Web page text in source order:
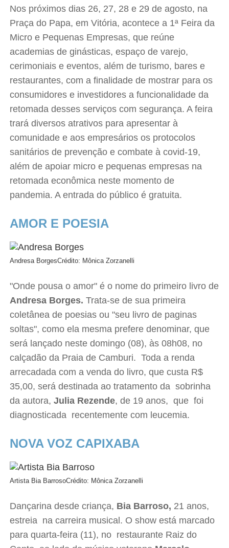
Nos próximos dias 26, 27, 28 e 29 de agosto, na
Praça do Papa, em Vitória, acontece a 1ª Feira da
Micro e Pequenas Empresas, que reúne
academias de ginásticas, espaço de varejo,
cerimoniais e eventos, além de turismo, bares e
restaurantes, com a finalidade de mostrar para os
consumidores e investidores a funcionalidade da
retomada desses serviços com segurança. A feira
trará diversos atrativos para apresentar à
comunidade e aos empresários os protocolos
sanitários de prevenção e combate à covid-19,
além de apoiar micro e pequenas empresas na
retomada econômica neste momento de
pandemia. A entrada do público é gratuita.
AMOR E POESIA
Andresa BorgesCrédito: Mônica Zorzanelli
"Onde pousa o amor" é o nome do primeiro livro de
Andresa Borges. Trata-se de sua primeira
coletânea de poesias ou "seu livro de paginas
soltas", como ela mesma prefere denominar, que
será lançado neste domingo (08), às 08h08, no
calçadão da Praia de Camburi. Toda a renda
arrecadada com a venda do livro, que custa R$
35,00, será destinada ao tratamento da sobrinha
da autora,Julia Rezende, de 19 anos, que foi
diagnosticada recentemente com leucemia.
NOVA VOZ CAPIXABA
Artista Bia BarrosoCrédito: Mônica Zorzanelli
Dançarina desde criança, Bia Barroso, 21 anos,
estreia na carreira musical. O show está marcado
para quarta-feira (11), no restaurante Raiz do